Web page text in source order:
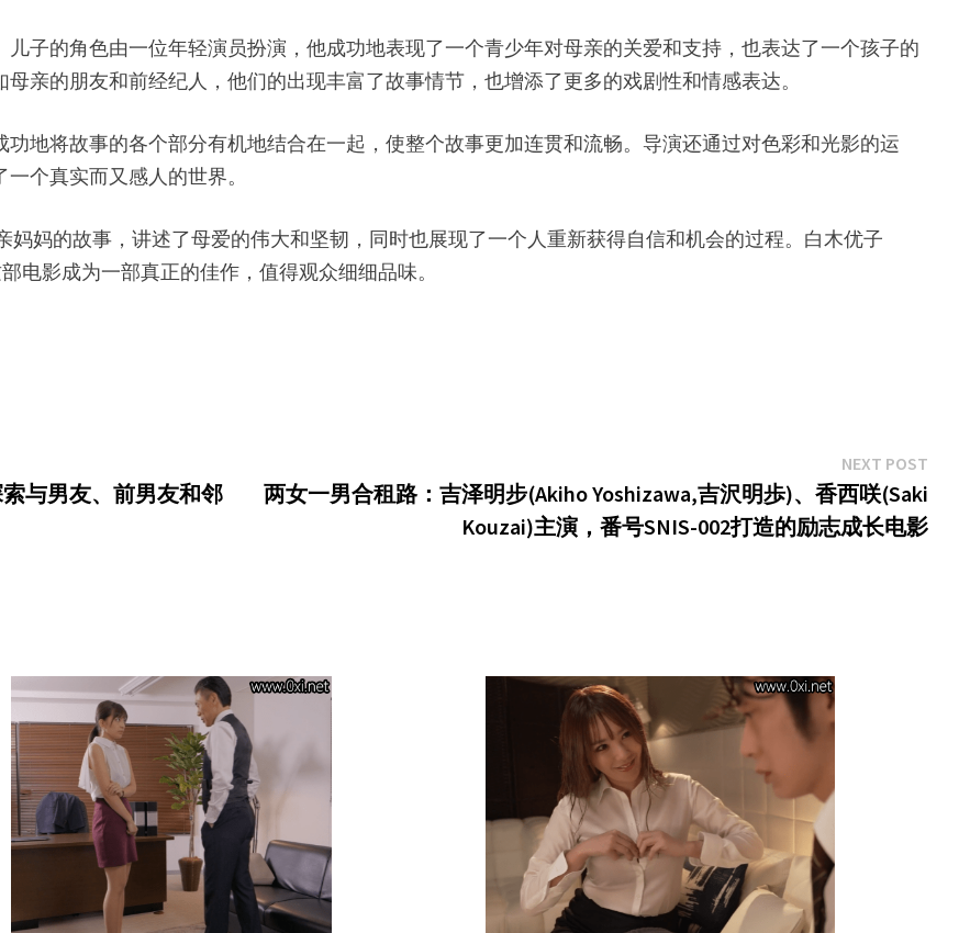
子的角色由一位年轻演员扮演，他成功地表现了一个青少年对母亲的关爱和支持，也表达了一个孩子的
亲的朋友和前经纪人，他们的出现丰富了故事情节，也增添了更多的戏剧性和情感表达。
地将故事的各个部分有机地结合在一起，使整个故事更加连贯和流畅。导演还通过对色彩和光影的运
个真实而又感人的世界。
妈妈的故事，讲述了母爱的伟大和坚韧，同时也展现了一个人重新获得自信和机会的过程。白木优子
电影成为一部真正的佳作，值得观众细细品味。
索与男友、前男友和邻
NEXT POSTNext
post:
两女一男合租路：吉泽明步(Akiho Yoshizawa,吉沢明歩)、香西咲(Saki
Kouzai)主演，番号SNIS-002打造的励志成长电影